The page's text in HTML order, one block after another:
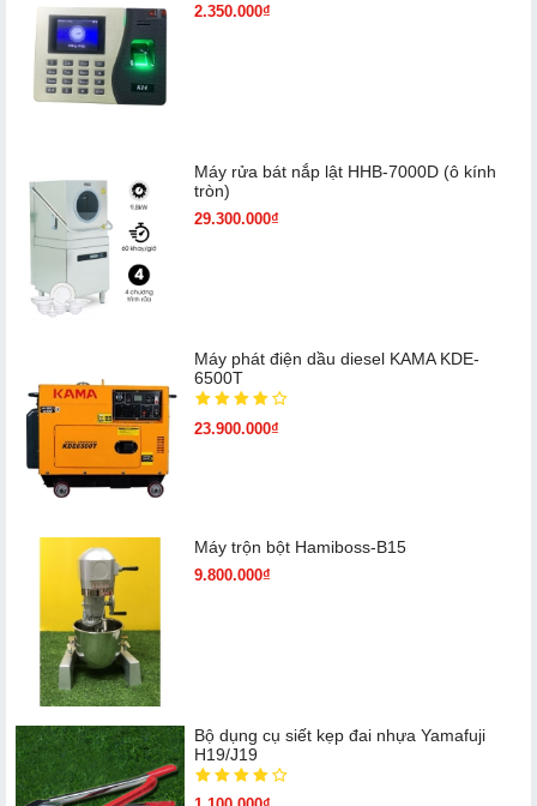
2.350.000₫
Máy rửa bát nắp lật HHB-7000D (ô kính
tròn)
29.300.000₫
Máy phát điện dầu diesel KAMA KDE-
6500T
23.900.000₫
Máy trộn bột Hamiboss-B15
9.800.000₫
Bộ dụng cụ siết kẹp đai nhựa Yamafuji
H19/J19